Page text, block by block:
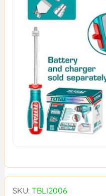
SKU: TBLI2006